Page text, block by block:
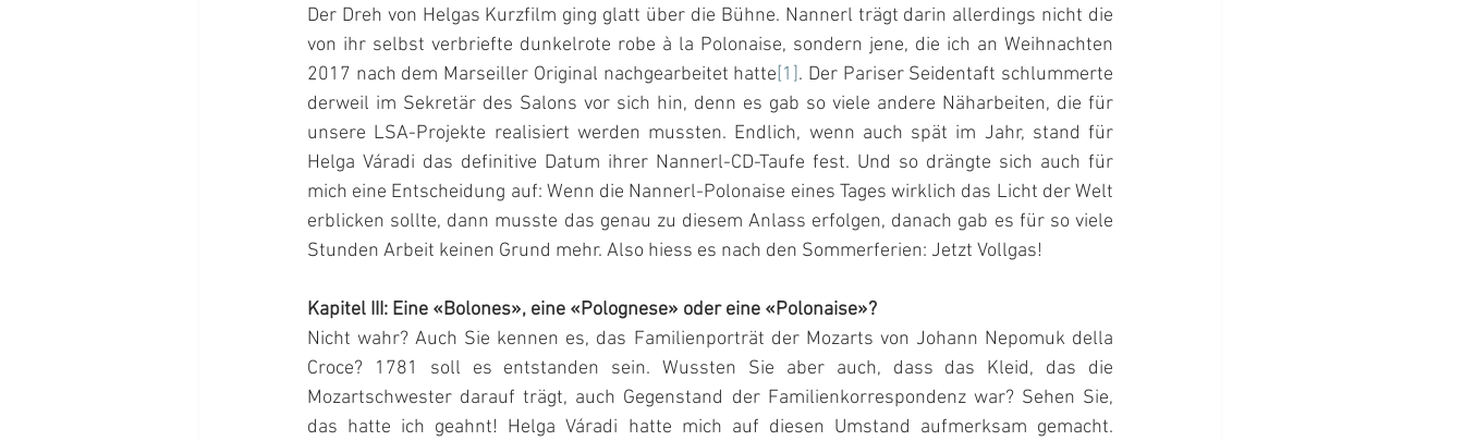
Der Dreh von Helgas Kurzfilm ging glatt über die Bühne. Nannerl trägt darin allerdings nicht die
von ihr selbst verbriefte dunkelrote robe à la Polonaise, sondern jene, die ich an Weihnachten
2017 nach dem Marseiller Original nachgearbeitet hatte[1]. Der Pariser Seidentaft schlummerte
derweil im Sekretär des Salons vor sich hin, denn es gab so viele andere Näharbeiten, die für
unsere LSA-Projekte realisiert werden mussten. Endlich, wenn auch spät im Jahr, stand für
Helga Váradi das definitive Datum ihrer Nannerl-CD-Taufe fest. Und so drängte sich auch für
mich eine Entscheidung auf: Wenn die Nannerl-Polonaise eines Tages wirklich das Licht der Welt
erblicken sollte, dann musste das genau zu diesem Anlass erfolgen, danach gab es für so viele
Stunden Arbeit keinen Grund mehr. Also hiess es nach den Sommerferien: Jetzt Vollgas!
Kapitel III: Eine «Bolones», eine «Polognese» oder eine «Polonaise»?
Nicht wahr? Auch Sie kennen es, das Familienporträt der Mozarts von Johann Nepomuk della
Croce? 1781 soll es entstanden sein. Wussten Sie aber auch, dass das Kleid, das die
Mozartschwester darauf trägt, auch Gegenstand der Familienkorrespondenz war? Sehen Sie,
das hatte ich geahnt! Helga Váradi hatte mich auf diesen Umstand aufmerksam gemacht.